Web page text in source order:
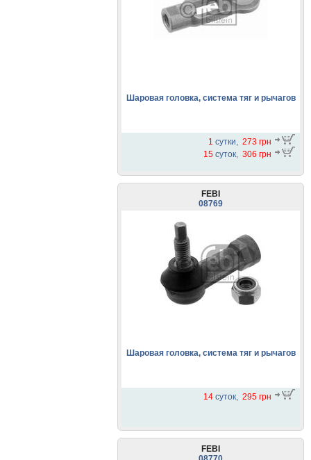
Шаровая головка, система тяг и рычагов
1 сутки, 273 грн
15 суток, 306 грн
FEBI
08769
Шаровая головка, система тяг и рычагов
14 суток, 295 грн
FEBI